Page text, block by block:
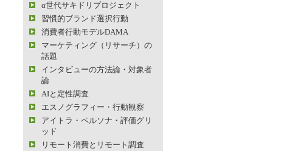
α世代サキドリプロジェクト
習慣的ブランド選択行動
消費者行動モデルDAMA
マーケティング（リサーチ）の
話題
インタビューの方法論・対象者
論
AIと定性調査
エスノグラフィー・行動観察
アイトラ・ペルソナ・評価グリ
ッド
リモート消費とリモート調査